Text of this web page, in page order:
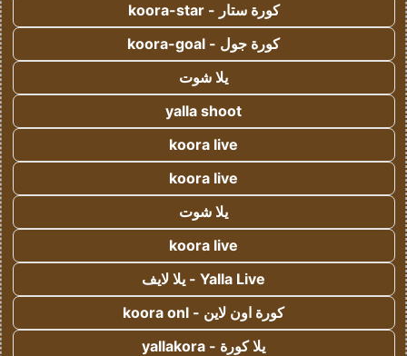
كورة ستار - koora-star
كورة جول - koora-goal
يلا شوت
yalla shoot
koora live
koora live
يلا شوت
koora live
Yalla Live - يلا لايف
كورة اون لاين - koora onl
يلا كورة - yallakora